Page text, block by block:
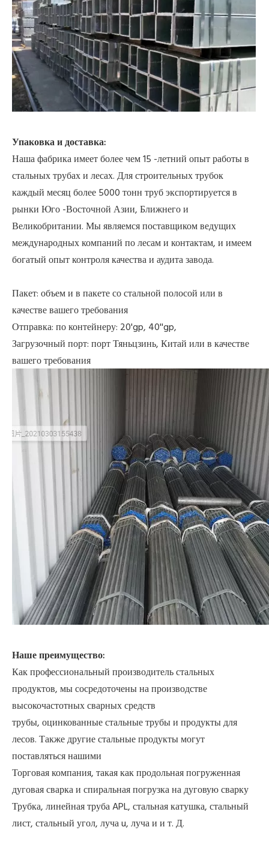
Упаковка и доставка:
Наша фабрика имеет более чем 15 -летний опыт работы в
стальных трубах и лесах. Для строительных трубок
каждый месяц более 5000 тонн труб экспортируется в
рынки Юго -Восточной Азии, Ближнего и
Великобритании. Мы являемся поставщиком ведущих
международных компаний по лесам и контактам, и имеем
богатый опыт контроля качества и аудита завода.
Пакет: объем и в пакете со стальной полосой или в
качестве вашего требования
Отправка: по контейнеру: 20'gp, 40''gp,
Загрузочный порт: порт Тяньцзинь, Китай или в качестве
вашего требования
Наше преимущество:
Как профессиональный производитель стальных
продуктов, мы сосредоточены на производстве
высокочастотных сварных средств
трубы, оцинкованные стальные трубы и продукты для
лесов. Также другие стальные продукты могут
поставляться нашими
Торговая компания, такая как продольная погруженная
дуговая сварка и спиральная погрузка на дуговую сварку
Трубка, линейная труба APL, стальная катушка, стальный
лист, стальный угол, луча u, луча и и т. Д.